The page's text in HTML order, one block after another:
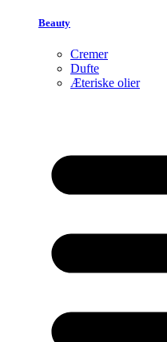
Beauty
Cremer
Dufte
Æteriske olier